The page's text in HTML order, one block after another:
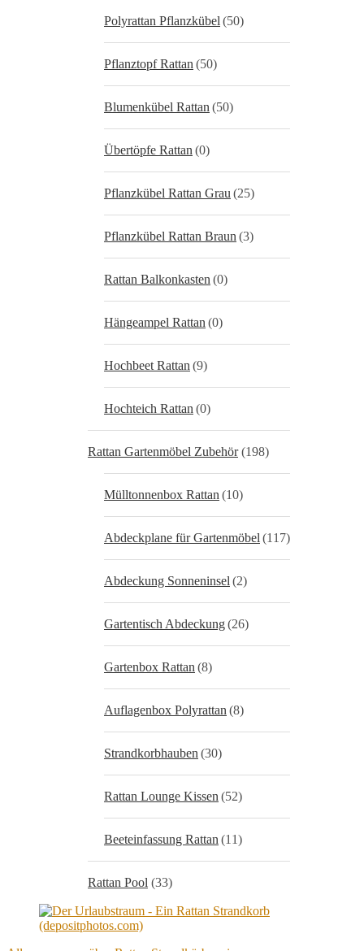
Polyrattan Pflanzkübel (50)
Pflanztopf Rattan (50)
Blumenkübel Rattan (50)
Übertöpfe Rattan (0)
Pflanzkübel Rattan Grau (25)
Pflanzkübel Rattan Braun (3)
Rattan Balkonkasten (0)
Hängeampel Rattan (0)
Hochbeet Rattan (9)
Hochteich Rattan (0)
Rattan Gartenmöbel Zubehör (198)
Mülltonnenbox Rattan (10)
Abdeckplane für Gartenmöbel (117)
Abdeckung Sonneninsel (2)
Gartentisch Abdeckung(26)
Gartenbox Rattan (8)
Auflagenbox Polyrattan (8)
Strandkorbhauben (30)
Rattan Lounge Kissen (52)
Beeteinfassung Rattan (11)
Rattan Pool (33)